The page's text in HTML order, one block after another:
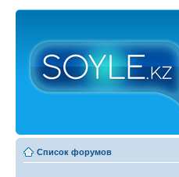
Список форумов